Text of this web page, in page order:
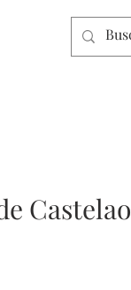
Castelao